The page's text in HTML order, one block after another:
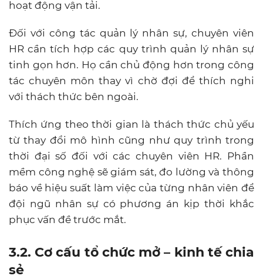
hoạt động vận tải.
Đối với công tác quản lý nhân sự, chuyên viên
HR cần tích hợp các quy trình quản lý nhân sự
tinh gọn hơn. Họ cần chủ động hơn trong công
tác chuyên môn thay vì chờ đợi để thích nghi
với thách thức bên ngoài.
Thích ứng theo thời gian là thách thức chủ yếu
từ thay đổi mô hình cũng như quy trình trong
thời đại số đối với các chuyên viên HR. Phần
mềm công nghệ sẽ giám sát, đo lường và thông
báo về hiệu suất làm việc của từng nhân viên để
đội ngũ nhân sự có phương án kịp thời khắc
phục vấn đề trước mắt.
3.2. Cơ cấu tổ chức mở – kinh tế chia
sẻ